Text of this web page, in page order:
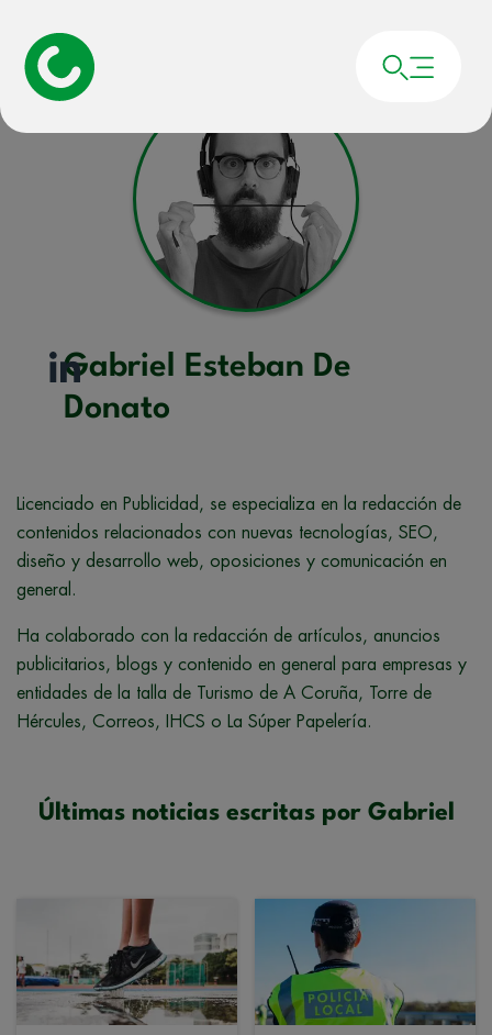
Portada»Gabriel Esteban De Donato
Gabriel Esteban De
Donato
Licenciado en Publicidad, se especializa en la redacción de
contenidos relacionados con nuevas tecnologías, SEO,
diseño y desarrollo web, oposiciones y comunicación en
general.
Ha colaborado con la redacción de artículos, anuncios
publicitarios, blogs y contenido en general para empresas y
entidades de la talla de Turismo de A Coruña, Torre de
Hércules, Correos, IHCS o La Súper Papelería.
Últimas noticias escritas por Gabriel